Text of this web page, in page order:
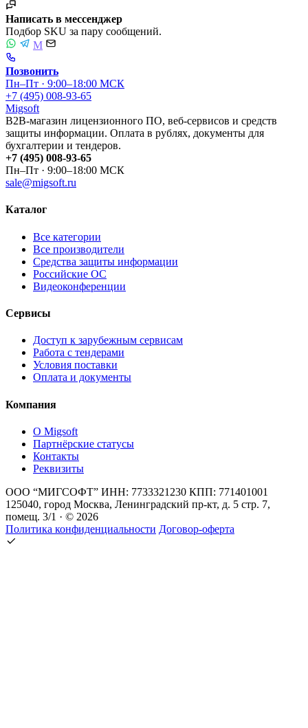
Написать в мессенджер
Подбор SKU за пару сообщений.
M
Позвонить
Пн–Пт · 9:00–18:00 МСК
+7 (495) 008-93-65
Migsoft
B2B-магазин лицензионного ПО, веб-сервисов и средств
защиты информации. Оплата в рублях, документы для
бухгалтерии и тендеров.
+7 (495) 008-93-65
Пн–Пт · 9:00–18:00 МСК
sale@migsoft.ru
Каталог
Все категории
Все производители
Средства защиты информации
Российские ОС
Видеоконференции
Сервисы
Доступ к зарубежным сервисам
Работа с тендерами
Условия поставки
Оплата и документы
Компания
О Migsoft
Партнёрские статусы
Контакты
Реквизиты
ООО “МИГСОФТ” ИНН: 7733321230 КПП: 771401001
125040, город Москва, Ленинградский пр-кт, д. 5 стр. 7,
помещ. 3/1 · © 2026
Политика конфиденциальности Договор-оферта